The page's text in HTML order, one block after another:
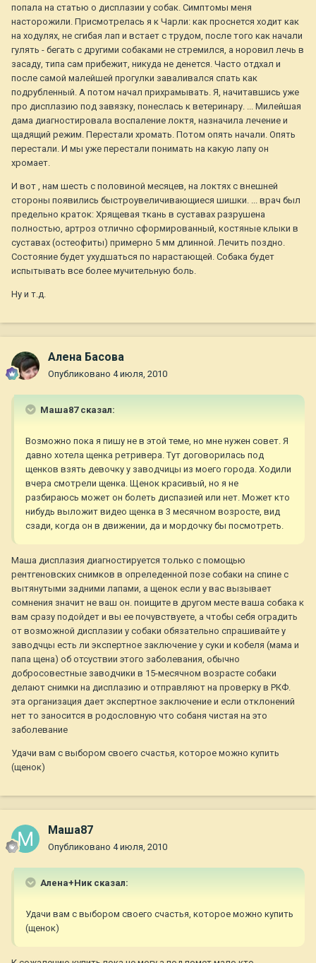
попала на статью о дисплазии у собак. Симптомы меня
насторожили. Присмотрелась я к Чарли: как проснется ходит как
на ходулях, не сгибая лап и встает с трудом, после того как начали
гулять - бегать с другими собаками не стремился, а норовил лечь в
засаду, типа сам прибежит, никуда не денется. Часто отдхал и
после самой малейшей прогулки заваливался спать как
подрубленный. А потом начал прихрамывать. Я, начитавшись уже
про дисплазию под завязку, понеслась к ветеринару. ... Милейшая
дама диагностировала воспаление локтя, назначила лечение и
щадящий режим. Перестали хромать. Потом опять начали. Опять
перестали. И мы уже перестали понимать на какую лапу он
хромает.
И вот , нам шесть с половиной месяцев, на локтях с внешней
стороны появились быстроувеличивающиеся шишки. ... врач был
предельно краток: Хрящевая ткань в суставах разрушена
полностью, артроз отлично сформированный, костяные клыки в
суставах (остеофиты) примерно 5 мм длинной. Лечить поздно.
Состояние будет ухудшаться по нарастающей. Собака будет
испытывать все более мучительную боль.
Ну и т.д.
Алена Басова
Опубликовано 4 июля, 2010
Маша87 сказал:
Возможно пока я пишу не в этой теме, но мне нужен совет. Я
давно хотела щенка ретривера. Тут договорилась под
щенков взять девочку у заводчицы из моего города. Ходили
вчера смотрели щенка. Щенок красивый, но я не
разбираюсь может он болеть диспазией или нет. Может кто
нибудь выложит видео щенка в 3 месячном возросте, вид
сзади, когда он в движении, да и мордочку бы посмотреть.
Маша дисплазия диагностируется только с помощью
рентгеновских снимков в опреледенной позе собаки на спине с
вытянутыми задними лапами, а щенок если у вас вызывает
сомнения значит не ваш он. поищите в другом месте ваша собака к
вам сразу подойдет и вы ее почувствуете, а чтобы себя оградить
от возможной дисплазии у собаки обязательно спрашивайте у
заводчцы есть ли экспертное заключение у суки и кобеля (мама и
папа щена) об отсуствии этого заболевания, обычно
добросовестные заводчики в 15-месячном возрасте собаки
делают снимки на дисплазию и отправляют на проверку в РКФ.
эта организация дает экспертное заключение и если отклонений
нет то заносится в родословную что собаня чистая на это
заболевание
Удачи вам с выбором своего счастья, которое можно купить
(щенок)
Маша87
Опубликовано 4 июля, 2010
Алена+Ник сказал:
Удачи вам с выбором своего счастья, которое можно купить
(щенок)